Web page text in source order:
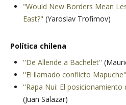
"Would New Borders Mean
East?" (Yaroslav Trofimov)
Política chilena
''De Allende a Bachelet''
''El llamado conflicto Mapuche''
''Rapa Nui: El posicionamiento
(Juan Salazar)